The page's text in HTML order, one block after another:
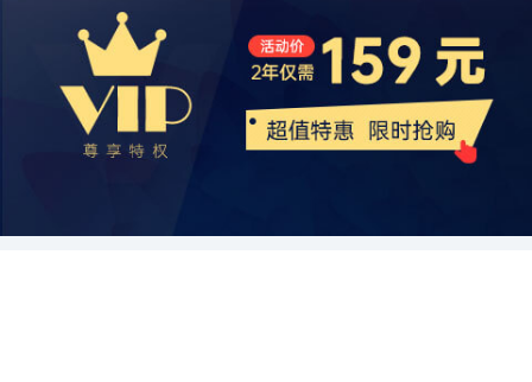
更广阔的市场。
的布局模式实现了产能最大化、成本降低和市场竞争力提升。这些成
功的案例为整个行业提供了宝贵的经验和借鉴，有助于行业健康发展
和国内企业提升竞争力。同时，还需要进一步加强行业协同，促进创
新和技术提升，为中国导电炭黑行业的可持续发展做出更大的贡献。
据，国内导电炭黑行业亟需加强技术研发和创新能力，提高产品质量
和性能，以增强竞争力。同时，政府应加大对导电炭黑行业的支持力
度，提供相关政策和资金支持，引导企业加大投入，加强合作，共同
推动该行业的发展。预计随着中国经济的持续发展和新能源产业的蓬
勃兴起，中国导电炭黑行业的市场需求将进一步增长，行业前景可
国际先进水平相比还存在一定差距。但随着中国炭黑行业的快速发展
和技术进步，中国导电炭黑行业的发展潜力将逐渐释放。中国导电炭
黑企业通过技术革新和产品升级，不断提高导电炭黑的质量和性能，
降低生产成本，增强竞争力。此外，中国导电炭黑企业还积极拓展国
内外市场，加强与国际领先企业的合作，引进先进技术和设备，提高
自身的研发和创新能力。这些努力都为中国导电炭黑行业的发展奠定
量和设备水平是关键因素。目前，中国导电炭黑生产企业较多，但技
术水平和产品质量参差不齐。未来，随着对产品质量要求的提高，优
质企业将逐渐崭露头角，行业集中度也将提高。另外，一些企业还尝
试将炭黑与纳米技术相结合，以生产高性能导电炭黑，提高产品附加
料、涂料、电子材料等行业。其中，橡胶行业是导电炭黑的最大消费